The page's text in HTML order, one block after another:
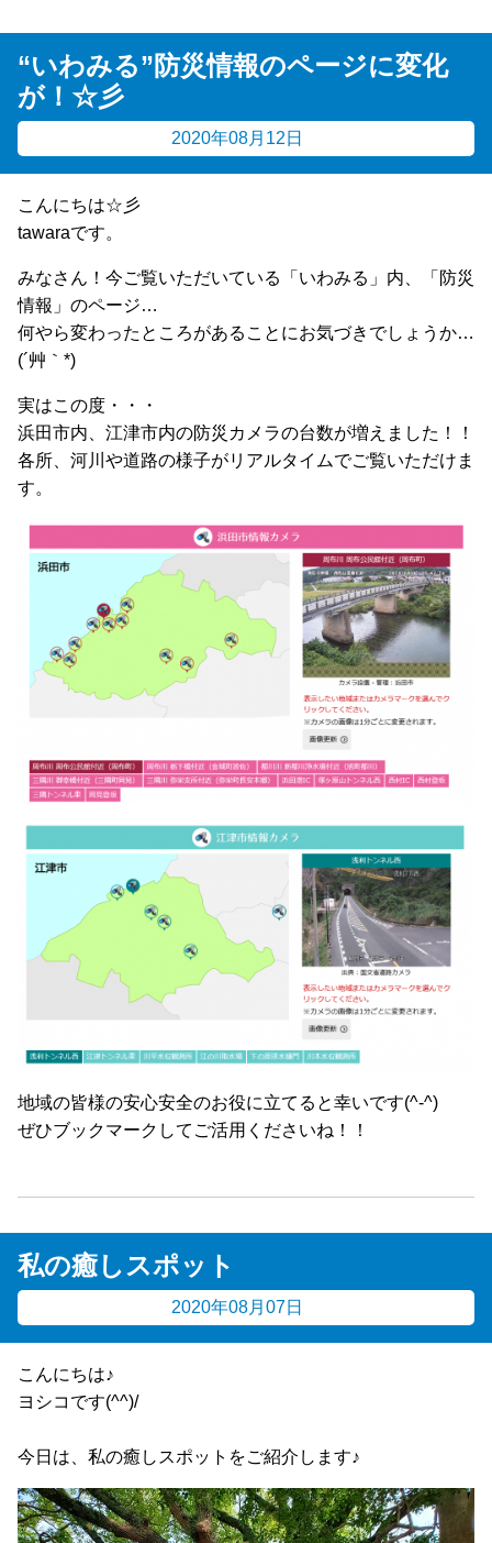
“いわみる”防災情報のページに変化
が！☆彡
2020年08月12日
こんにちは☆彡
tawaraです。
みなさん！今ご覧いただいている「いわみる」内、「防災
情報」のページ…
何やら変わったところがあることにお気づきでしょうか…
(´艸｀*)
実はこの度・・・
浜田市内、江津市内の防災カメラの台数が増えました！！
各所、河川や道路の様子がリアルタイムでご覧いただけま
す。
地域の皆様の安心安全のお役に立てると幸いです(^-^)
ぜひブックマークしてご活用くださいね！！
私の癒しスポット
2020年08月07日
こんにちは♪
ヨシコです(^^)/
今日は、私の癒しスポットをご紹介します♪